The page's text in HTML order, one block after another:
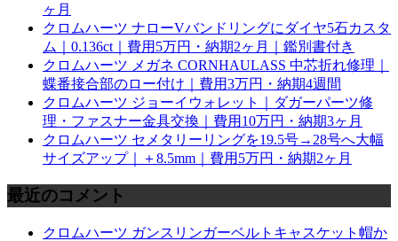
ヶ月
クロムハーツ ナローVバンドリングにダイヤ5石カスタ
ム｜0.136ct｜費用5万円・納期2ヶ月｜鑑別書付き
クロムハーツ メガネ CORNHAULASS 中芯折れ修理｜
蝶番接合部のロー付け｜費用3万円・納期4週間
クロムハーツ ジョーイウォレット｜ダガーパーツ修
理・ファスナー金具交換｜費用10万円・納期3ヶ月
クロムハーツ セメタリーリングを19.5号→28号へ大幅
サイズアップ｜＋8.5mm｜費用5万円・納期2ヶ月
最近のコメント
クロムハーツ ガンスリンガーベルトキャスケット帽か